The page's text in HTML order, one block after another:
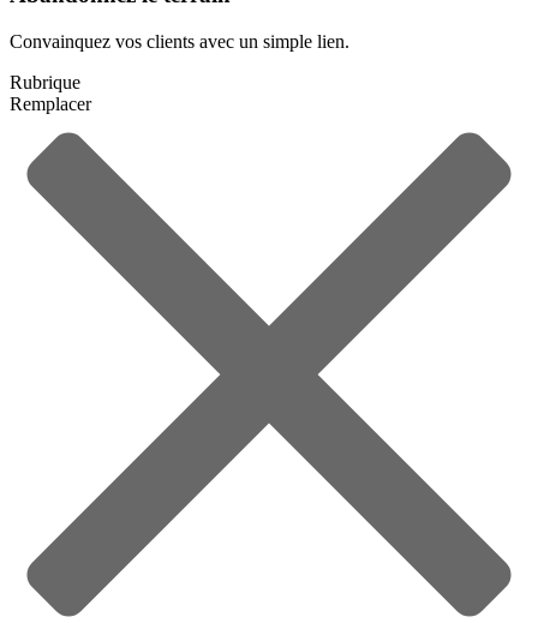
Convainquez vos clients avec un simple lien.
Rubrique
Remplacer